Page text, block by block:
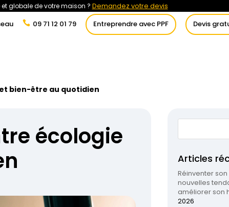
globale de votre maison ? Demandez votre devis
09 71 12 01 79 Entreprendre avec PPF Devis
Énergies Renouvelables Traitement de l’eau
bien-être au quotidien
écologie
Articles
Réinventer
nouvelles
améliorer son
2026